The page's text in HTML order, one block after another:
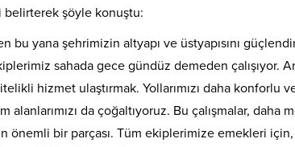
şöyle konuştu:
bu yana şehrimizin altyapı ve üstyapısını
sahada gece gündüz demeden çalışıyor.
hizmet ulaştırmak. Yollarımızı daha konforlu
alanlarımızı da çoğaltıyoruz. Bu çalışmalar, daha
önemli bir parçası. Tüm ekiplerimize emekleri için,